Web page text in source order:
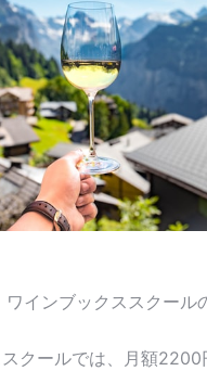
インブックススクール
クールでは、月額2200